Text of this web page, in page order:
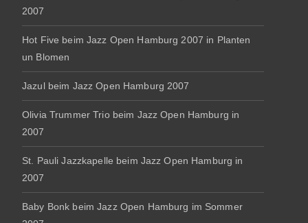
2007
Hot Five beim Jazz Open Hamburg 2007 in Planten
un Blomen
Jazul beim Jazz Open Hamburg 2007
Olivia Trummer Trio beim Jazz Open Hamburg in
2007
St. Pauli Jazzkapelle beim Jazz Open Hamburg in
2007
Baby Bonk beim Jazz Open Hamburg im Sommer